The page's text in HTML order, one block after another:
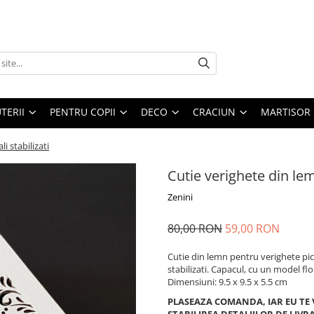
PENTRU COPII DECO CRACIUN MARTISOR
stabilizati
Cutie verighete din
Zenini
80,00 RON 59,00 RON
Cutie din lemn pentru verighete
stabilizati. Capacul, cu un model
Dimensiuni: 9.5 x 9.5 x 5.5 cm
PLASEAZA COMANDA, IAR EU